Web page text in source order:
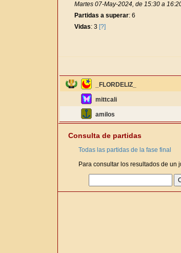
Martes 07-May-2024, de 15:30 a
Partidas a superar: 6
Vidas: 3 [?]
_FLORDELIZ_
mittcali
amilos
Consulta de partidas
Todas las partidas de la fase final
Para consultar los resultados de un